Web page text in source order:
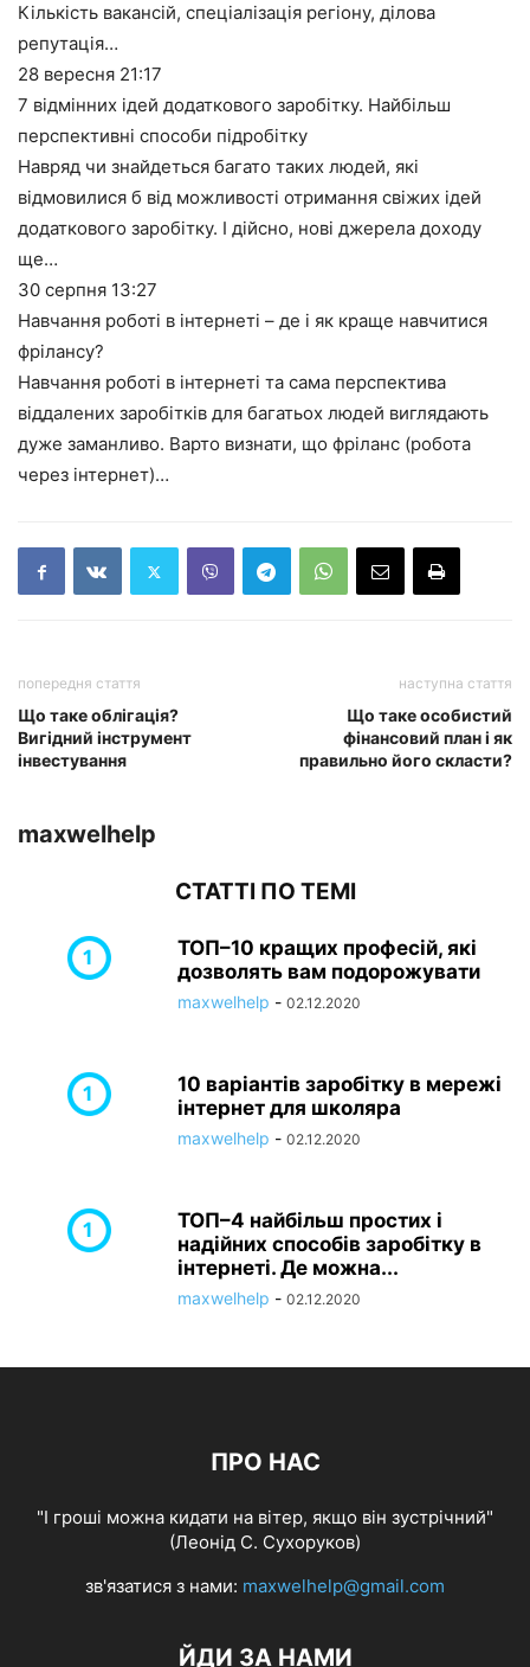
Кількість вакансій, спеціалізація регіону, ділова
репутація…
28 вересня 21:17
7 відмінних ідей додаткового заробітку. Найбільш
перспективні способи підробітку
Навряд чи знайдеться багато таких людей, які
відмовилися б від можливості отримання свіжих ідей
додаткового заробітку. І дійсно, нові джерела доходу
ще…
30 серпня 13:27
Навчання роботі в інтернеті – де і як краще навчитися
фрілансу?
Навчання роботі в інтернеті та сама перспектива
віддалених заробітків для багатьох людей виглядають
дуже заманливо. Варто визнати, що фріланс (робота
через інтернет)…
попередня стаття
Що таке облігація?
Вигідний інструмент
інвестування
наступна стаття
Що таке особистий
фінансовий план і як
правильно його скласти?
maxwelhelp
СТАТТІ ПО ТЕМІ
ТОП–10 кращих професій, які
дозволять вам подорожувати
maxwelhelp - 02.12.2020
10 варіантів заробітку в мережі
інтернет для школяра
maxwelhelp - 02.12.2020
ТОП–4 найбільш простих і
надійних способів заробітку в
інтернеті. Де можна...
maxwelhelp - 02.12.2020
ПРО НАС
"І гроші можна кидати на вітер, якщо він зустрічний"
(Леонід С. Сухоруков)
зв'язатися з нами: maxwelhelp@gmail.com
ЙДИ ЗА НАМИ